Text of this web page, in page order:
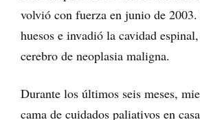
volvió con fuerza en junio de
huesos e invadió la cavidad
cerebro de neoplasia maligna.
Durante los últimos seis meses,
cama de cuidados paliativos en